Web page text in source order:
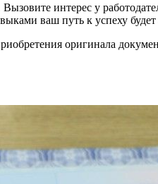
интерес у
ваш путь к успеху
оригинала